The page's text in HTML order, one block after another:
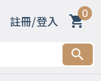
註冊/登入 0